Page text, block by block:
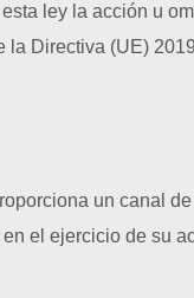
ley la acción u
Directiva (UE)
un canal
el ejercicio de su